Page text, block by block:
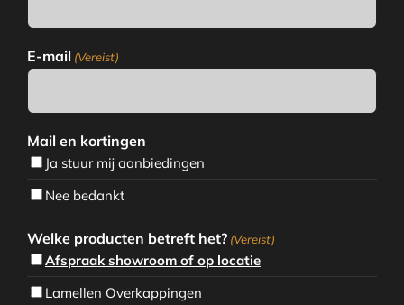
E-mail (Vereist)
Mail en kortingen
Ja stuur mij aanbiedingen
Nee bedankt
Welke producten betreft het? (Vereist)
Afspraak showroom of op locatie
Lamellen Overkappingen